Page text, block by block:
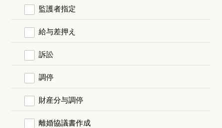
監護者指定
給与差押え
訴訟
調停
財産分与調停
離婚協議書作成